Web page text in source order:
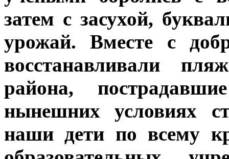
затем с засухой,
урожай. Вместе с
восстанавливали
района,
нынешних условиях
наши дети по всему